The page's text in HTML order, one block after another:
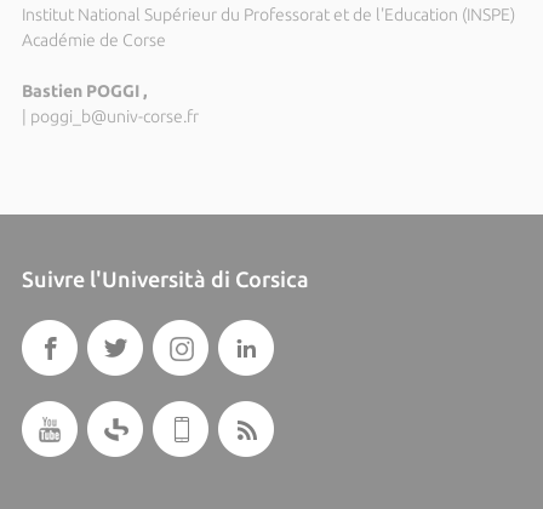
Institut National Supérieur du Professorat et de l'Education (INSPE)
Académie de Corse
Bastien POGGI ,
| poggi_b@univ-corse.fr
Suivre l'Università di Corsica